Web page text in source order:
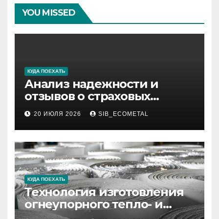
YOU MISSED
КУДА ПОЕХАТЬ
Анализ надежности и
отзывов о страховых
компаниях по итогам 2026
года
20 ИЮЛЯ 2026 SIB_ECOMETAL
КУДА ПОЕХАТЬ
Технология изготовления
огнеупорного тепло- и